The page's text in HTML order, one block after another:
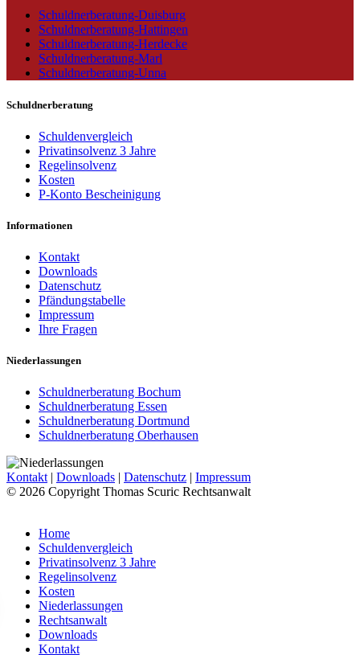
Schuldnerberatung-Duisburg
Schuldnerberatung-Hattingen
Schuldnerberatung-Herdecke
Schuldnerberatung-Marl
Schuldnerberatung-Unna
Schuldnerberatung
Schuldenvergleich
Privatinsolvenz 3 Jahre
Regelinsolvenz
Kosten
P-Konto Bescheinigung
Informationen
Kontakt
Downloads
Datenschutz
Pfändungstabelle
Impressum
Ihre Fragen
Niederlassungen
Schuldnerberatung Bochum
Schuldnerberatung Essen
Schuldnerberatung Dortmund
Schuldnerberatung Oberhausen
Kontakt Downloads Datenschutz
Impressum
© 2026 Copyright Thomas Scuric Rechtsanwalt
Home
Schuldenvergleich
Privatinsolvenz 3 Jahre
Regelinsolvenz
Kosten
Niederlassungen
Rechtsanwalt
Downloads
Kontakt